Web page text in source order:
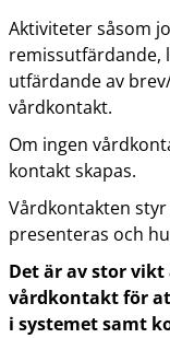
Aktiviteter såsom
remissutfärdande,
utfärdande av
vårdkontakt.
Om ingen
kontakt skapas.
Vårdkontakten
presenteras och
Det är av stor
vårdkontakt för
i systemet samt